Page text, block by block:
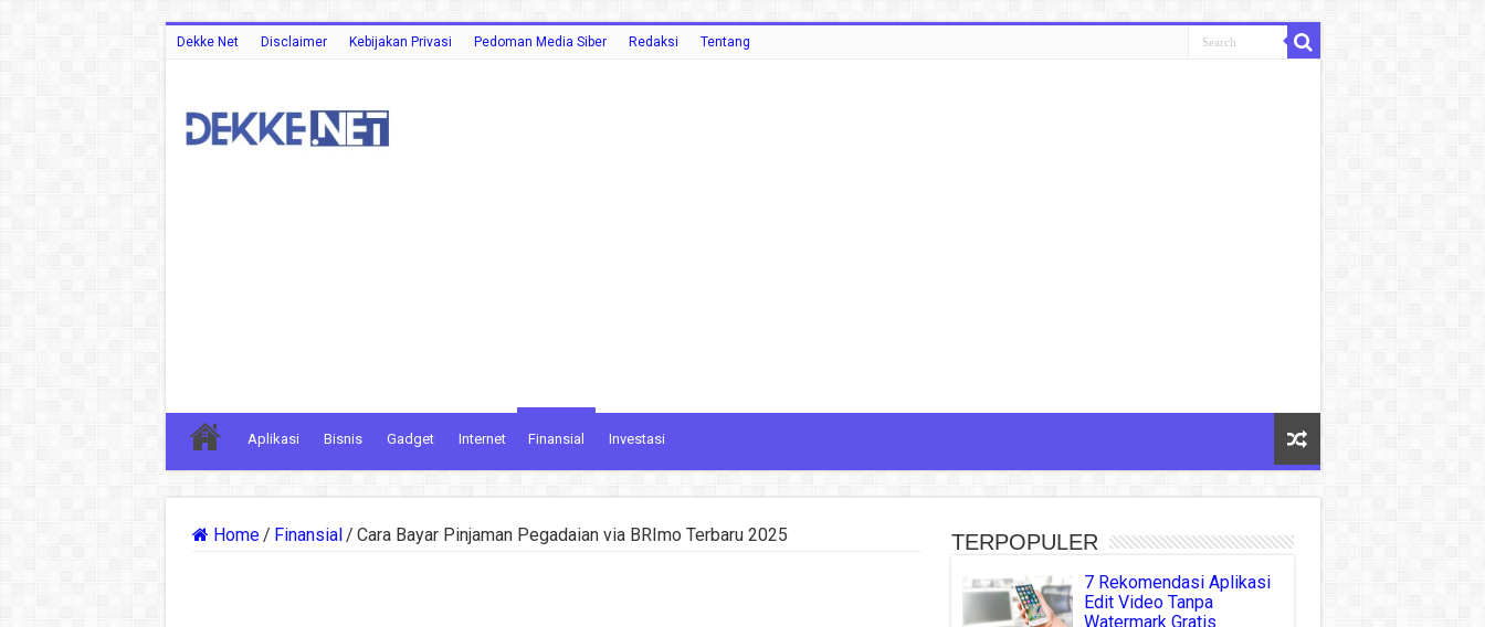
Dekke Net Disclaimer Kebijakan Privasi Pedoman Media Siber Redaksi Tentang
Aplikasi Bisnis Gadget Internet Finansial Investasi
Home/ Finansial/ Cara Bayar Pinjaman Pegadaian via BRImo Terbaru 2025 TERPOPULER
7 Rekomendasi Aplikasi
Edit Video Tanpa
Watermark Gratis